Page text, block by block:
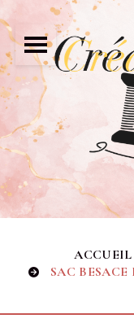
ACCUEIL
SAC
Panneau de gestion des